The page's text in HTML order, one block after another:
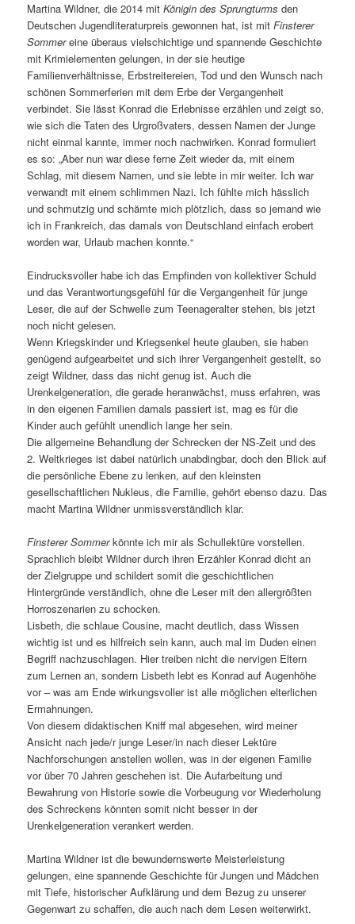
Martina Wildner, die 2014 mitKönigin des Sprungturms den
Deutschen Jugendliteraturpreis gewonnen hat, ist mitFinsterer
Sommereine überaus vielschichtige und spannende Geschichte
mit Krimielementen gelungen, in der sie heutige
Familienverhältnisse, Erbstreitereien, Tod und den Wunsch nach
schönen Sommerferien mit dem Erbe der Vergangenheit
verbindet. Sie lässt Konrad die Erlebnisse erzählen und zeigt so,
wie sich die Taten des Urgroßvaters, dessen Namen der Junge
nicht einmal kannte, immer noch nachwirken. Konrad formuliert
es so: „Aber nun war diese ferne Zeit wieder da, mit einem
Schlag, mit diesem Namen, und sie lebte in mir weiter. Ich war
verwandt mit einem schlimmen Nazi. Ich fühlte mich hässlich
und schmutzig und schämte mich plötzlich, dass so jemand wie
ich in Frankreich, das damals von Deutschland einfach erobert
worden war, Urlaub machen konnte.“
Eindrucksvoller habe ich das Empfinden von kollektiver Schuld
und das Verantwortungsgefühl für die Vergangenheit für junge
Leser, die auf der Schwelle zum Teenageralter stehen, bis jetzt
noch nicht gelesen.
Wenn Kriegskinder und Kriegsenkel heute glauben, sie haben
genügend aufgearbeitet und sich ihrer Vergangenheit gestellt, so
zeigt Wildner, dass das nicht genug ist. Auch die
Urenkelgeneration, die gerade heranwächst, muss erfahren, was
in den eigenen Familien damals passiert ist, mag es für die
Kinder auch gefühlt unendlich lange her sein.
Die allgemeine Behandlung der Schrecken der NS-Zeit und des
2. Weltkrieges ist dabei natürlich unabdingbar, doch den Blick auf
die persönliche Ebene zu lenken, auf den kleinsten
gesellschaftlichen Nukleus, die Familie, gehört ebenso dazu. Das
macht Martina Wildner unmissverständlich klar.
Finsterer Sommerkönnte ich mir als Schullektüre vorstellen.
Sprachlich bleibt Wildner durch ihren Erzähler Konrad dicht an
der Zielgruppe und schildert somit die geschichtlichen
Hintergründe verständlich, ohne die Leser mit den allergrößten
Horroszenarien zu schocken.
Lisbeth, die schlaue Cousine, macht deutlich, dass Wissen
wichtig ist und es hilfreich sein kann, auch mal im Duden einen
Begriff nachzuschlagen. Hier treiben nicht die nervigen Eltern
zum Lernen an, sondern Lisbeth lebt es Konrad auf Augenhöhe
vor – was am Ende wirkungsvoller ist alle möglichen elterlichen
Ermahnungen.
Von diesem didaktischen Kniff mal abgesehen, wird meiner
Ansicht nach jede/r junge Leser/in nach dieser Lektüre
Nachforschungen anstellen wollen, was in der eigenen Familie
vor über 70 Jahren geschehen ist. Die Aufarbeitung und
Bewahrung von Historie sowie die Vorbeugung vor Wiederholung
des Schreckens könnten somit nicht besser in der
Urenkelgeneration verankert werden.
Martina Wildner ist die bewundernswerte Meisterleistung
gelungen, eine spannende Geschichte für Jungen und Mädchen
mit Tiefe, historischer Aufklärung und dem Bezug zu unserer
Gegenwart zu schaffen, die auch nach dem Lesen weiterwirkt.